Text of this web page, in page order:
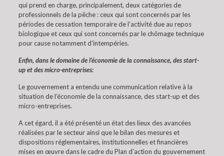
qui prend en charge, principalement, deux catégories de
professionnels de la pêche : ceux qui sont concernés par les
périodes de cessation temporaire de l’activité due au repos
biologique et ceux qui sont concernés par le chômage technique
pour cause notamment d’intempéries.
Enfin, dans le domaine de l’économie de la connaissance, des start-
up et des micro-entreprises:
Le gouvernement a entendu une communication relative à la
situation de l’économie de la connaissance, des start-up et des
micro-entreprises.
A cet égard, il a été présenté un état des lieux des avancées
réalisées par le secteur ainsi que le bilan des mesures et
dispositions réglementaires, institutionnelles et financières
mises en œuvre dans le cadre du Plan d’action du gouvernement